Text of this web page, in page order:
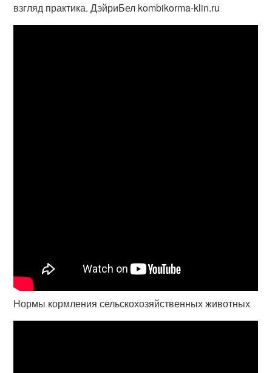
взгляд практика. ДэйриБел kombikorma-klin.ru
Нормы кормления сельскохозяйственных животных